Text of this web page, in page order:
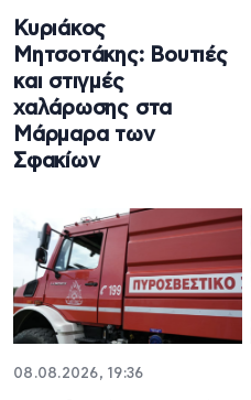
Κυριάκος
Μητσοτάκης: Βουτιές
και στιγμές
χαλάρωσης στα
Μάρμαρα των
Σφακίων
08.08.2026, 19:36